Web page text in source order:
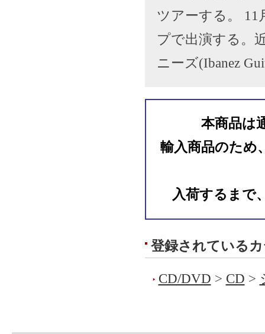
ツアーする。 11
プで出演する。
ニーズ(Ibanez
本商品は
輸入商品のため
入荷するまで
登録されている
CD/DVD > CD >